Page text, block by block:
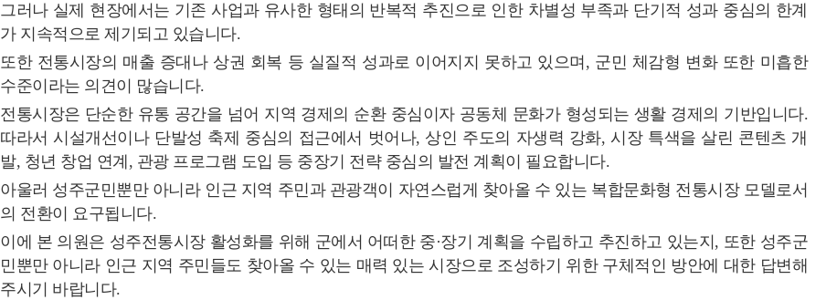
그러나 실제 현장에서는 기존 사업과 유사한 형태의 반복적 추진으로 인한 차별성 부족과 단기적 성과 중심의 한계
가 지속적으로 제기되고 있습니다.
또한 전통시장의 매출 증대나 상권 회복 등 실질적 성과로 이어지지 못하고 있으며, 군민 체감형 변화 또한 미흡한
수준이라는 의견이 많습니다.
전통시장은 단순한 유통 공간을 넘어 지역 경제의 순환 중심이자 공동체 문화가 형성되는 생활 경제의 기반입니다.
따라서 시설개선이나 단발성 축제 중심의 접근에서 벗어나, 상인 주도의 자생력 강화, 시장 특색을 살린 콘텐츠 개
발, 청년 창업 연계, 관광 프로그램 도입 등 중장기 전략 중심의 발전 계획이 필요합니다.
아울러 성주군민뿐만 아니라 인근 지역 주민과 관광객이 자연스럽게 찾아올 수 있는 복합문화형 전통시장 모델로서
의 전환이 요구됩니다.
이에 본 의원은 성주전통시장 활성화를 위해 군에서 어떠한 중·장기 계획을 수립하고 추진하고 있는지, 또한 성주군
민뿐만 아니라 인근 지역 주민들도 찾아올 수 있는 매력 있는 시장으로 조성하기 위한 구체적인 방안에 대한 답변해
주시기 바랍니다.